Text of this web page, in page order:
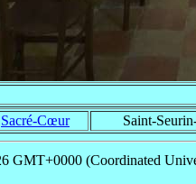
Sacré-Cœur Saint-
GMT+0000 (Coordinated